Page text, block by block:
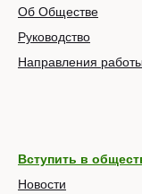
Об Обществе
Руководство
Направления работы
Вступить в
Новости